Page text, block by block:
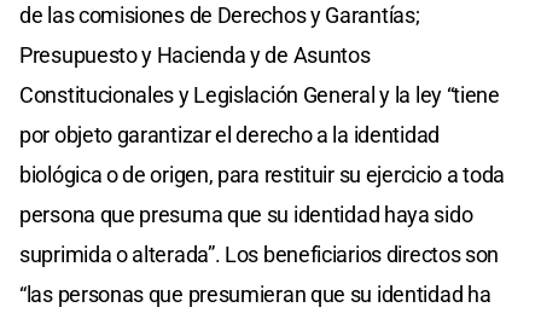
de las comisiones de Derechos y Garantías;
Presupuesto y Hacienda y de Asuntos
Constitucionales y Legislación General y la ley “tiene
por objeto garantizar el derecho a la identidad
biológica o de origen, para restituir su ejercicio a toda
persona que presuma que su identidad haya sido
suprimida o alterada”. Los beneficiarios directos son
“las personas que presumieran que su identidad ha